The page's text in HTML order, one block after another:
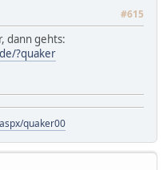
#615
dann gehts:
?quaker
quaker00